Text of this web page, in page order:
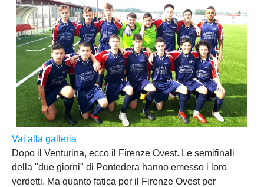
PISTOIA
PRATO
SIENA
Carica la tua Rosa
Calcio a 5
Societa' piu'
Amatori AICS Lucca
Vai alla galleria
Dopo il Venturina, ecco il Firenze Ovest. Le semifinali
della "due giorni" di Pontedera hanno emesso i loro
verdetti. Ma quanto fatica per il Firenze Ovest per